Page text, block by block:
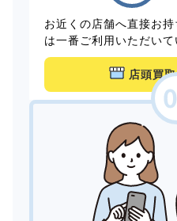
お近くの店舗へ直接お持
は一番ご利用いただいて
店頭買